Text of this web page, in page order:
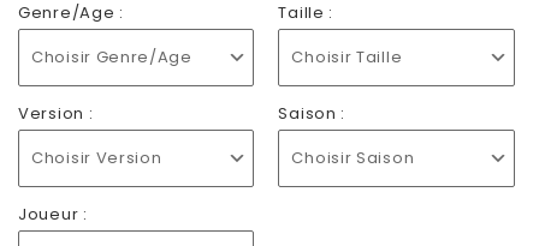
Genre/Age :
Choisir Genre/Age
Taille :
Choisir Taille
Version :
Choisir Version
Saison :
Choisir Saison
Joueur :